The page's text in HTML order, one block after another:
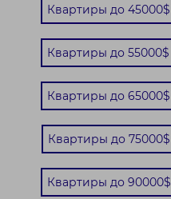
Квартиры до 45000$
Квартиры до 55000$
Квартиры до 65000$
Квартиры до 75000$
Квартиры до 90000$